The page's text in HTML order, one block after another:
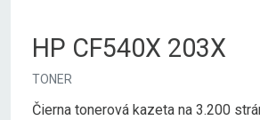
HP CF540X 203X
TONER
Čierna tonerová kazeta na 3.200